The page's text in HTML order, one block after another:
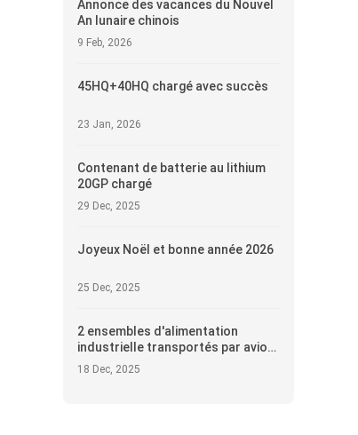
Annonce des vacances du Nouvel
An lunaire chinois
9 Feb, 2026
45HQ+40HQ chargé avec succès
23 Jan, 2026
Contenant de batterie au lithium
20GP chargé
29 Dec, 2025
Joyeux Noël et bonne année 2026
25 Dec, 2025
2 ensembles d'alimentation
industrielle transportés par avion
en Afrique
18 Dec, 2025